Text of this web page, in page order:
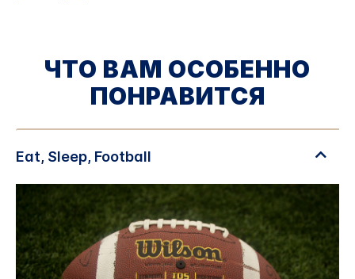
ЧТО ВАМ ОСОБЕННО
ПОНРАВИТСЯ